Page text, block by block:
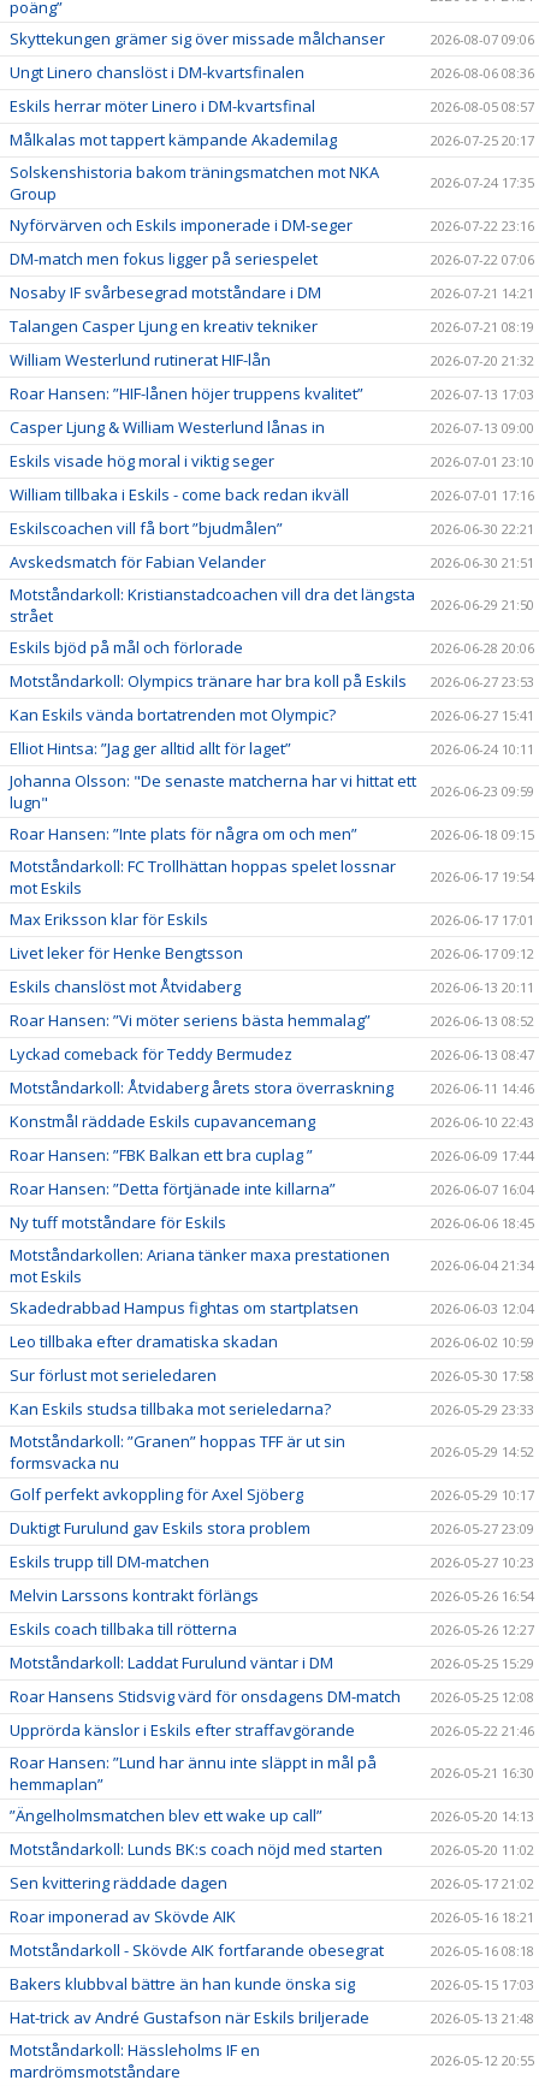
poäng”
Skyttekungen grämer sig över missade målchanser 2026-08-07 09:06
Ungt Linero chanslöst i DM-kvartsfinalen 2026-08-06 08:36
Eskils herrar möter Linero i DM-kvartsfinal 2026-08-05 08:57
Målkalas mot tappert kämpande Akademilag 2026-07-25 20:17
Solskenshistoria bakom träningsmatchen mot NKA
Group
2026-07-24 17:35
Nyförvärven och Eskils imponerade i DM-seger 2026-07-22 23:16
DM-match men fokus ligger på seriespelet 2026-07-22 07:06
Nosaby IF svårbesegrad motståndare i DM 2026-07-21 14:21
Talangen Casper Ljung en kreativ tekniker 2026-07-21 08:19
William Westerlund rutinerat HIF-lån 2026-07-20 21:32
Roar Hansen: ”HIF-lånen höjer truppens kvalitet” 2026-07-13 17:03
Casper Ljung & William Westerlund lånas in 2026-07-13 09:00
Eskils visade hög moral i viktig seger 2026-07-01 23:10
William tillbaka i Eskils - come back redan ikväll 2026-07-01 17:16
Eskilscoachen vill få bort ”bjudmålen” 2026-06-30 22:21
Avskedsmatch för Fabian Velander 2026-06-30 21:51
Motståndarkoll: Kristianstadcoachen vill dra det längsta
strået
2026-06-29 21:50
Eskils bjöd på mål och förlorade 2026-06-28 20:06
Motståndarkoll: Olympics tränare har bra koll på Eskils 2026-06-27 23:53
Kan Eskils vända bortatrenden mot Olympic? 2026-06-27 15:41
Elliot Hintsa: ”Jag ger alltid allt för laget” 2026-06-24 10:11
Johanna Olsson: "De senaste matcherna har vi hittat ett
lugn"
2026-06-23 09:59
Roar Hansen: ”Inte plats för några om och men” 2026-06-18 09:15
Motståndarkoll: FC Trollhättan hoppas spelet lossnar
mot Eskils
2026-06-17 19:54
Max Eriksson klar för Eskils 2026-06-17 17:01
Livet leker för Henke Bengtsson 2026-06-17 09:12
Eskils chanslöst mot Åtvidaberg 2026-06-13 20:11
Roar Hansen: ”Vi möter seriens bästa hemmalag” 2026-06-13 08:52
Lyckad comeback för Teddy Bermudez 2026-06-13 08:47
Motståndarkoll: Åtvidaberg årets stora överraskning 2026-06-11 14:46
Konstmål räddade Eskils cupavancemang 2026-06-10 22:43
Roar Hansen: ”FBK Balkan ett bra cuplag ” 2026-06-09 17:44
Roar Hansen: ”Detta förtjänade inte killarna” 2026-06-07 16:04
Ny tuff motståndare för Eskils 2026-06-06 18:45
Motståndarkollen: Ariana tänker maxa prestationen
mot Eskils
2026-06-04 21:34
Skadedrabbad Hampus fightas om startplatsen 2026-06-03 12:04
Leo tillbaka efter dramatiska skadan 2026-06-02 10:59
Sur förlust mot serieledaren 2026-05-30 17:58
Kan Eskils studsa tillbaka mot serieledarna? 2026-05-29 23:33
Motståndarkoll: ”Granen” hoppas TFF är ut sin
formsvacka nu
2026-05-29 14:52
Golf perfekt avkoppling för Axel Sjöberg 2026-05-29 10:17
Duktigt Furulund gav Eskils stora problem 2026-05-27 23:09
Eskils trupp till DM-matchen 2026-05-27 10:23
Melvin Larssons kontrakt förlängs 2026-05-26 16:54
Eskils coach tillbaka till rötterna 2026-05-26 12:27
Motståndarkoll: Laddat Furulund väntar i DM 2026-05-25 15:29
Roar Hansens Stidsvig värd för onsdagens DM-match 2026-05-25 12:08
Upprörda känslor i Eskils efter straffavgörande 2026-05-22 21:46
Roar Hansen: ”Lund har ännu inte släppt in mål på
hemmaplan”
2026-05-21 16:30
”Ängelholmsmatchen blev ett wake up call” 2026-05-20 14:13
Motståndarkoll: Lunds BK:s coach nöjd med starten 2026-05-20 11:02
Sen kvittering räddade dagen 2026-05-17 21:02
Roar imponerad av Skövde AIK 2026-05-16 18:21
Motståndarkoll - Skövde AIK fortfarande obesegrat 2026-05-16 08:18
Bakers klubbval bättre än han kunde önska sig 2026-05-15 17:03
Hat-trick av André Gustafson när Eskils briljerade 2026-05-13 21:48
Motståndarkoll: Hässleholms IF en
mardrömsmotståndare
2026-05-12 20:55